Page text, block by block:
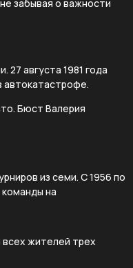
забывая о важности
27 августа 1981 года
автокатастрофе.
Бюст Валерия
из семи. С 1956 по
на
жителей трех